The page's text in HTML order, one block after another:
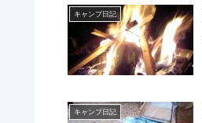
キャンプ日記
キャンプ日記